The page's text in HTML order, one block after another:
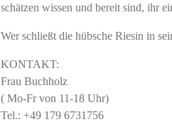
schätzen wissen und bereit sind, ihr
Wer schließt die hübsche Riesin in
KONTAKT:
Frau Buchholz
( Mo-Fr von 11-18 Uhr)
Tel.: +49 179 6731756